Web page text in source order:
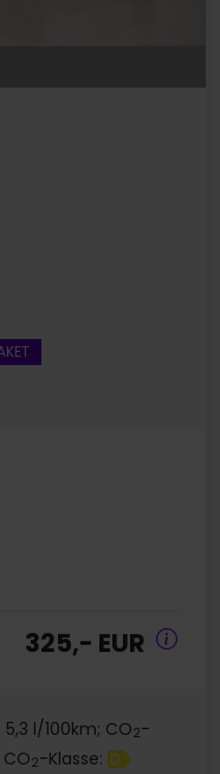
325,- EUR
l/100km; CO2-
2-Klasse: D